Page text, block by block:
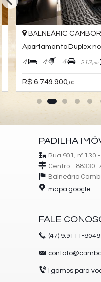
BALNEÁRIO
4 4 4 212,00
R$ 6.749.900,00
PADILHA
Rua 901, nº 130
Centro - 88330-
Balneário
mapa google
FALE
(47) 9.9111-
ligamos para